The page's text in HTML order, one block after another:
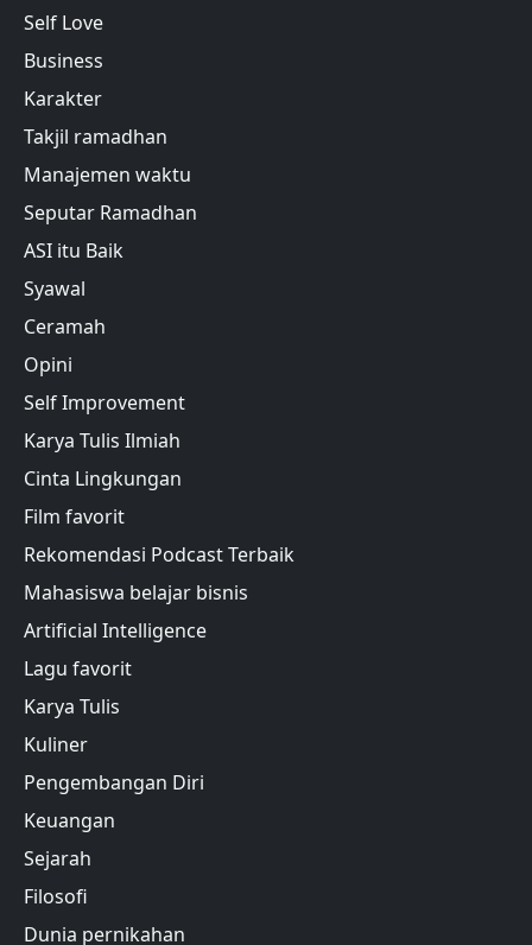
Self Love
Business
Karakter
Takjil ramadhan
Manajemen waktu
Seputar Ramadhan
ASI itu Baik
Syawal
Ceramah
Opini
Self Improvement
Karya Tulis Ilmiah
Cinta Lingkungan
Film favorit
Rekomendasi Podcast Terbaik
Mahasiswa belajar bisnis
Artificial Intelligence
Lagu favorit
Karya Tulis
Kuliner
Pengembangan Diri
Keuangan
Sejarah
Filosofi
Dunia pernikahan